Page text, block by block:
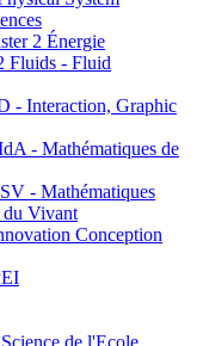
2 Énergie
- Fluid
- Interaction, Graphic
- Mathématiques de
- Mathématiques
du Vivant
Conception
de l'Ecole